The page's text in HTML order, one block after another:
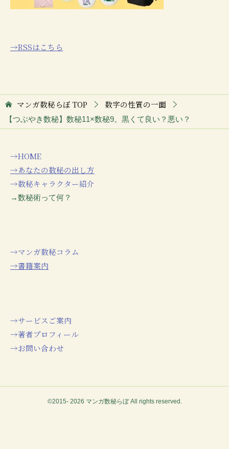
→RSSはこちら
マンガ数秘らぼ TOP 数字の性質の一面
【つぶやき数秘】数秘11×数秘9。黒くて良い？悪い？
→HOME
→あなたの数秘の出し方
→数秘キャラクター紹介
→数秘術って何？
→マンガ数秘コラム
→書籍案内
→サービスご案内
→著者プロフィール
→お問い合わせ
©2015- 2026 マンガ数秘らぼ All rights reserved.